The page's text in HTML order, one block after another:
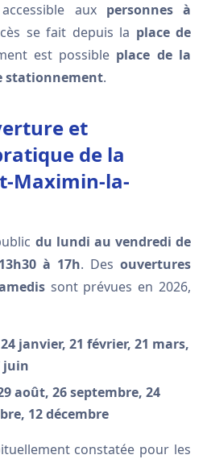
aux personnes à
se fait depuis la place de
est possible place de la
stationnement.
et
de la
Maximin-la-
du lundi au vendredi de
à 17h. Desouvertures
sont prévues en 2026,
24 janvier, 21 février, 21 mars,
juin
août, 26 septembre, 24
12 décembre
constatée pour les